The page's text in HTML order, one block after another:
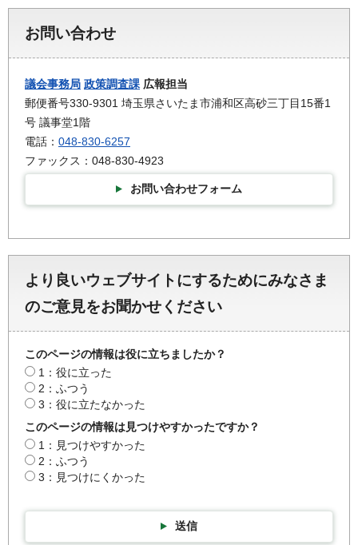
お問い合わせ
議会事務局 政策調査課 広報担当
郵便番号330-9301 埼玉県さいたま市浦和区高砂三丁目15番1
号 議事堂1階
電話： 048-830-6257
ファックス：048-830-4923
お問い合わせフォーム
より良いウェブサイトにするためにみなさま
のご意見をお聞かせください
このページの情報は役に立ちましたか？
1：役に立った
2：ふつう
3：役に立たなかった
このページの情報は見つけやすかったですか？
1：見つけやすかった
2：ふつう
3：見つけにくかった
送信